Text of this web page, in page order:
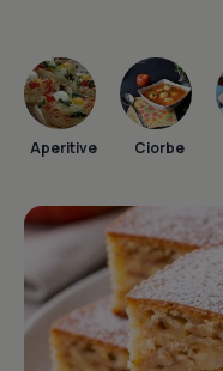
Aperitive Ciorbe